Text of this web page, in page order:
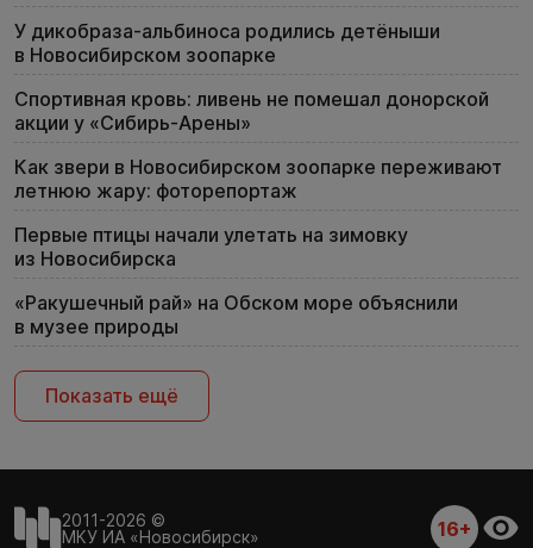
У дикобраза-альбиноса родились детёныши
в Новосибирском зоопарке
Спортивная кровь: ливень не помешал донорской
акции у «Сибирь-Арены»
Как звери в Новосибирском зоопарке переживают
летнюю жару: фоторепортаж
Первые птицы начали улетать на зимовку
из Новосибирска
«Ракушечный рай» на Обском море объяснили
в музее природы
Показать ещё
2011-2026 ©
МКУ ИА «Новосибирск»
16+